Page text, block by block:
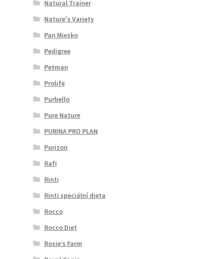
Natural Trainer
Nature's Variety
Pan Mięsko
Pedigree
Petman
Prolife
Purbello
Pure Nature
PURINA PRO PLAN
Purizon
Rafi
Rinti
Rinti speciální dieta
Rocco
Rocco Diet
Rosie’s Farm